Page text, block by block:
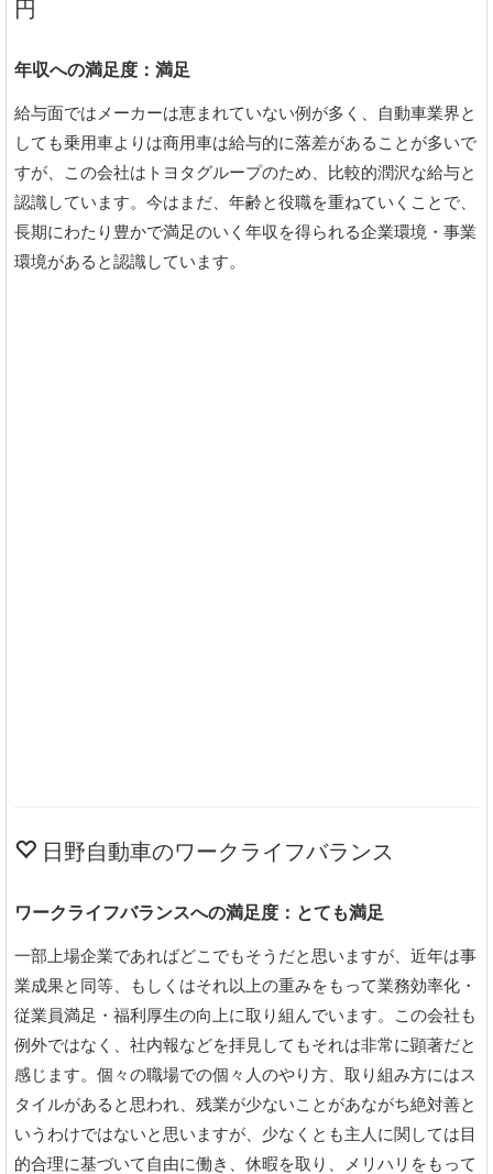
円
年収への満足度：満足
給与面ではメーカーは恵まれていない例が多く、自動車業界と
しても乗用車よりは商用車は給与的に落差があることが多いで
すが、この会社はトヨタグループのため、比較的潤沢な給与と
認識しています。今はまだ、年齢と役職を重ねていくことで、
長期にわたり豊かで満足のいく年収を得られる企業環境・事業
環境があると認識しています。
日野自動車のワークライフバランス
ワークライフバランスへの満足度：とても満足
一部上場企業であればどこでもそうだと思いますが、近年は事
業成果と同等、もしくはそれ以上の重みをもって業務効率化・
従業員満足・福利厚生の向上に取り組んでいます。この会社も
例外ではなく、社内報などを拝見してもそれは非常に顕著だと
感じます。個々の職場での個々人のやり方、取り組み方にはス
タイルがあると思われ、残業が少ないことがあながち絶対善と
いうわけではないと思いますが、少なくとも主人に関しては目
的合理に基づいて自由に働き、休暇を取り、メリハリをもって